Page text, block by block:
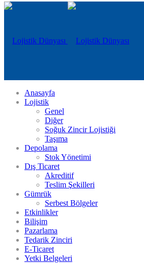
Anasayfa
Lojistik
Genel
Diğer
Soğuk Zincir Lojistiği
Taşıma
Depolama
Stok Yönetimi
Dış Ticaret
Akreditif
Teslim Şekilleri
Gümrük
Serbest Bölgeler
Etkinlikler
Bilişim
Pazarlama
Tedarik Zinciri
E-Ticaret
Yetki Belgeleri